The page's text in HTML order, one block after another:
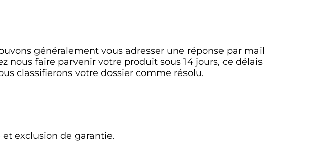
généralement vous adresser une réponse par mail
nous faire parvenir votre produit sous 14 jours, ce délais
classifierons votre dossier comme résolu.
exclusion de garantie.